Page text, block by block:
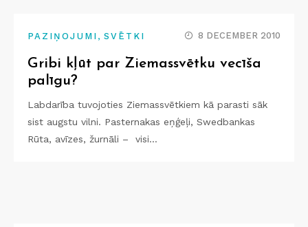
PAZIŅOJUMI , SVĒTKI 8 DECEMBER 2010
Gribi kļūt par Ziemassvētku vecīša
palīgu?
Labdarība tuvojoties Ziemassvētkiem kā parasti sāk
sist augstu vilni. Pasternakas eņģeļi, Swedbankas
Rūta, avīzes, žurnāli – visi…